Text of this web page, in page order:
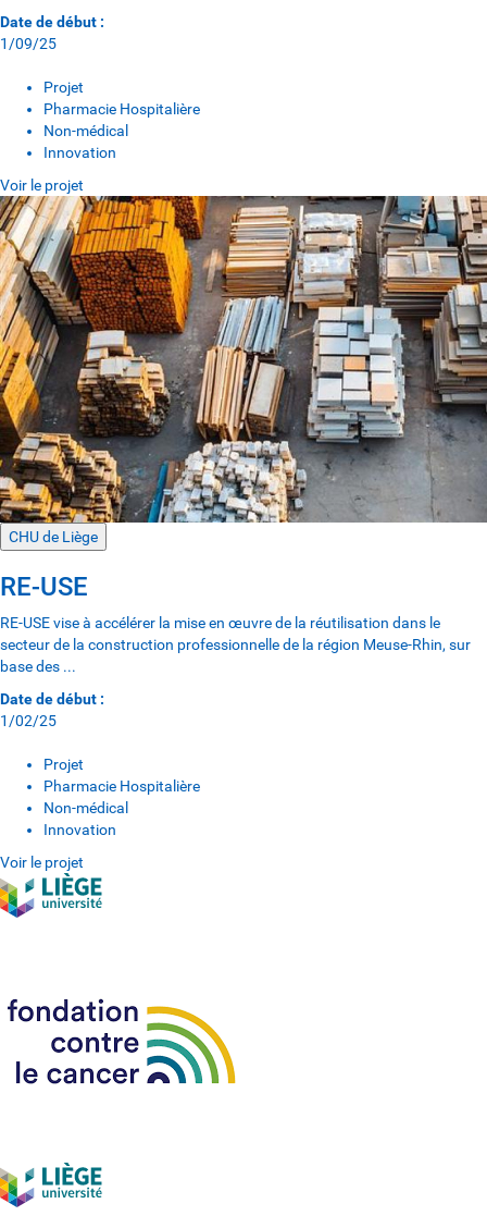
Date de début :
1/09/25
Projet
Pharmacie Hospitalière
Non-médical
Innovation
Voir le projet
CHU de Liège
RE-USE
RE-USE vise à accélérer la mise en œuvre de la réutilisation dans le
secteur de la construction professionnelle de la région Meuse-Rhin, sur
base des ...
Date de début :
1/02/25
Projet
Pharmacie Hospitalière
Non-médical
Innovation
Voir le projet